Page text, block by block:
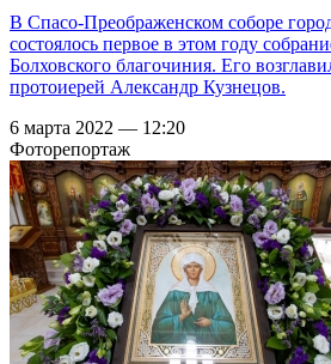
В Спасо-Преображенском соборе
состоялось первое в этом году
Болховского благочиния. Его
протоиерей Александр Кузнецов.
6 марта 2022 — 12:20
Фоторепортаж